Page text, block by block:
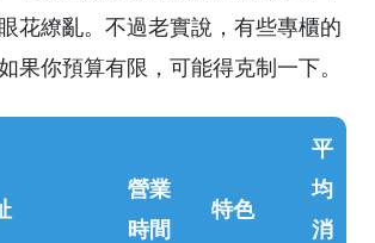
花繚亂。不過老實說，有些專櫃的
果你預算有限，可能得克制一下。
營業
時間
特色
平
均
消